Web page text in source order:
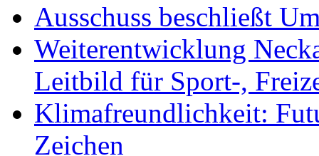
Ausschuss beschließt
Weiterentwicklung
Leitbild für Sport-,
Klimafreundlichkeit:
Zeichen